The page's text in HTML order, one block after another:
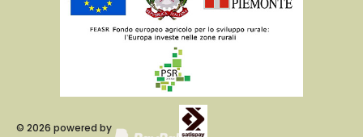
© 2026 powered by